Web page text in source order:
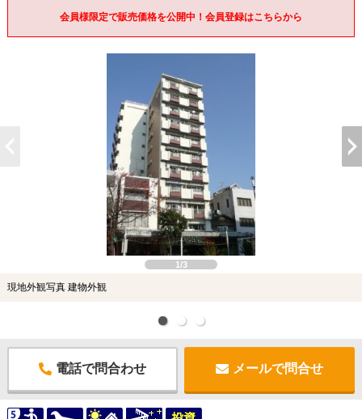
会員様限定で販売価格を公開中！会員登録はこちらから
1/3
現地外観写真 建物外観
電話で問合わせ メールで問合せ